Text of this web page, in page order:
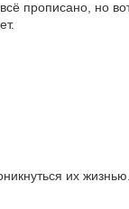
прописано, но
их